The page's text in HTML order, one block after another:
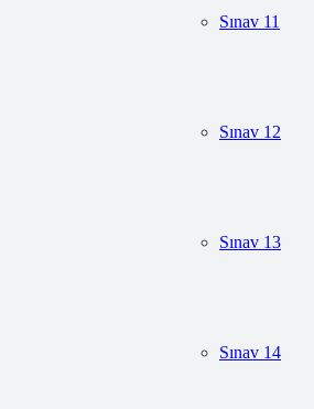
Sınav 11
Sınav 12
Sınav 13
Sınav 14